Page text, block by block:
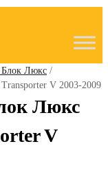
Блок Люкс /
V 2003-2009
Люкс
V